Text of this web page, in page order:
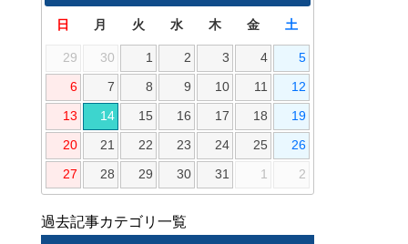
日 月 火 水 木 金 土
29 30 1 2 3 4 5
6 7 8 9 10 11 12
13 14 15 16 17 18 19
20 21 22 23 24 25 26
27 28 29 30 31 1 2
過去記事カテゴリ一覧